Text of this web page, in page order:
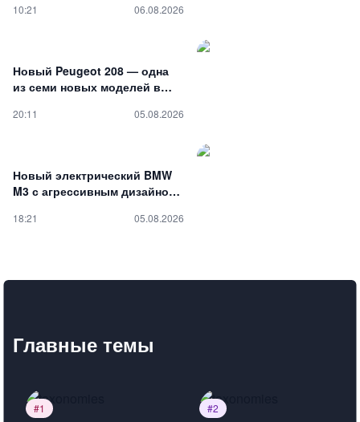
10:21 06.08.2026
Новый Peugeot 208 — одна
из семи новых моделей в
марки
20:11 05.08.2026
Новый электрический BMW
M3 с агрессивным дизайном
Нюрбургринге
18:21 05.08.2026
Главные темы
#1 #2